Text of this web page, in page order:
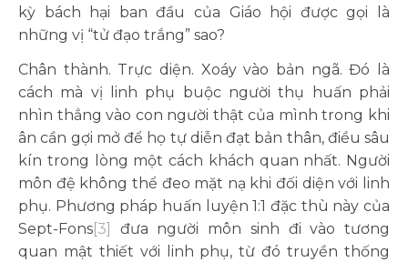
kỳ bách hại ban đầu của Giáo hội được gọi là
những vị “tử đạo trắng” sao?
Chân thành. Trực diện. Xoáy vào bản ngã. Đó là
cách mà vị linh phụ buộc người thụ huấn phải
nhìn thẳng vào con người thật của mình trong khi
ân cần gợi mở để họ tự diễn đạt bản thân, điều sâu
kín trong lòng một cách khách quan nhất. Người
môn đệ không thể đeo mặt nạ khi đối diện với linh
phụ. Phương pháp huấn luyện 1:1 đặc thù này của
Sept-Fons [3]
đưa người môn sinh đi vào tương
quan mật thiết với linh phụ, từ đó truyền thống